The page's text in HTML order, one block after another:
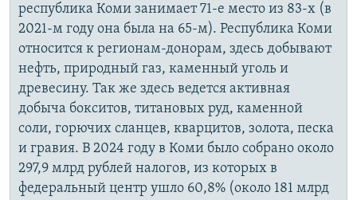
республика Коми занимает 71-е место из 83-х (в
2021-м году она была на 65-м). Республика Коми
относится к регионам-донорам, здесь добывают
нефть, природный газ, каменный уголь и
древесину. Так же здесь ведется активная
добыча бокситов, титановых руд, каменной
соли, горючих сланцев, кварцитов, золота, песка
и гравия. В 2024 году в Коми было собрано около
297,9 млрд рублей налогов, из которых в
федеральный центр ушло 60,8% (около 181 млрд